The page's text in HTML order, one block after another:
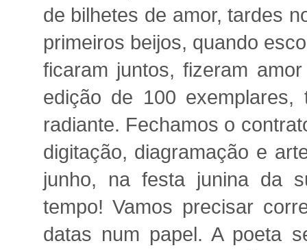
de bilhetes de amor, tardes
primeiros beijos, quando
ficaram juntos, fizeram
edição de 100
radiante. Fechamos o
digitação, diagramação e
junho, na festa junina da
tempo! Vamos precisar
datas num papel. A poeta